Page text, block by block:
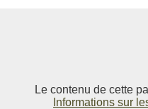
Le contenu de cette
Informations sur